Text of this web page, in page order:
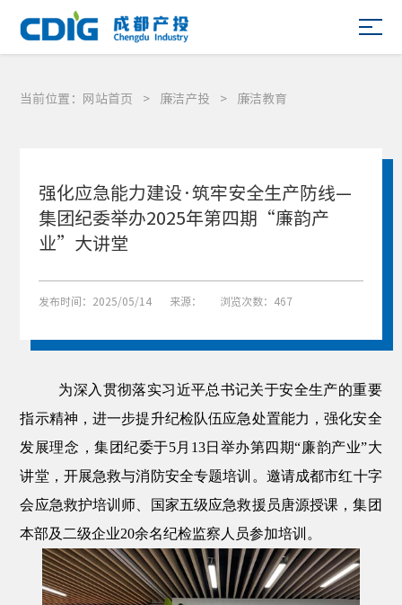
当前位置： 网站首页 > 廉洁产投 > 廉洁教育
强化应急能力建设·筑牢安全生产防线—
集团纪委举办2025年第四期“廉韵产
业”大讲堂
发布时间：2025/05/14 来源： 浏览次数：467
为深入贯彻落实习近平总书记关于安全生产的重要
指示精神，进一步提升纪检队伍应急处置能力，强化安全
发展理念，集团纪委于5月 13日 举办第四期“廉韵产业”大
讲堂 ， 开展急救与消防安全专题培训。 邀请成都市红十字
会应急救护培训师、国家五级应急救援员唐源授课，集团
本部及二级企业20余名纪检监察人员参加培训。